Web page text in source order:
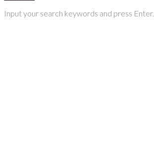
Input your search keywords and press Enter.